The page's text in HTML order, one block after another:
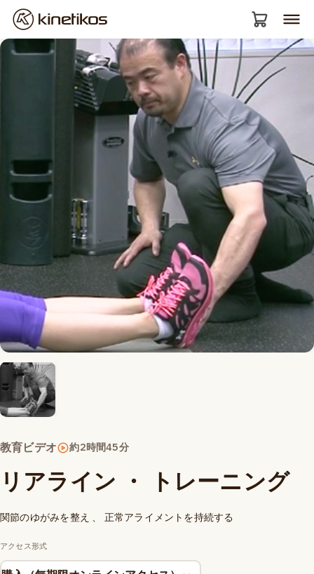
教育ビデオ 約2時間45分
リアライン ・ トレーニング
関節のゆがみを整え 、 正常アライメントを持続する
アクセス形式